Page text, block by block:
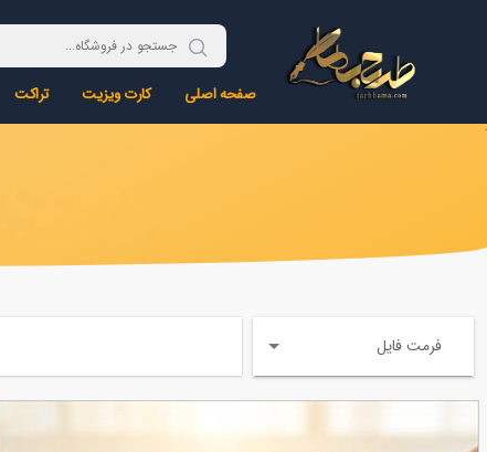
صفحه اصلی کارت ویزیت تراکت
فرمت فایل